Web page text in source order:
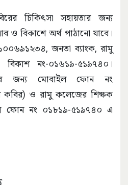
চিকিৎসা সহায়তার জন্য
ও বিকাশে অর্থ পাঠানো যাবে।
জনতা ব্যাংক, রামু
বিকাশ নং-০১৬১৯-৫১৯৭৪০।
জন্য মোবাইল ফোন নং
ও রামু কলেজের শিক্ষক
ফোন নং ০১৮১৯-৫১৯৭৪০ এ